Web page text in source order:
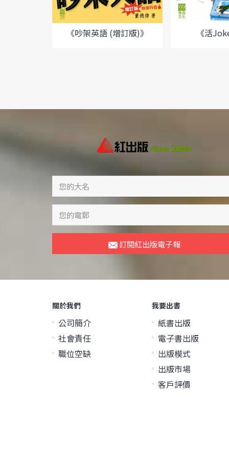
《吵架英語 (增訂版)》 《活
訂閱紅出版電子報
關於我們
公司簡介
社會責任
職位空缺
我要出書
紙書出版
電子書出版
出版模式
出版市場
客戶評價